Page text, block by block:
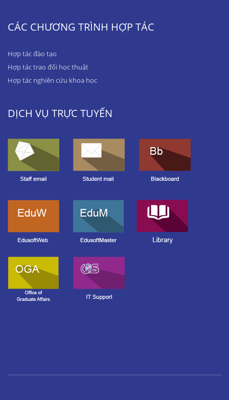
CÁC CHƯƠNG TRÌNH HỢP TÁC
Hợp tác đào tạo
Hợp tác trao đổi học thuật
Hợp tác nghiên cứu khoa học
DỊCH VỤ TRỰC TUYẾN